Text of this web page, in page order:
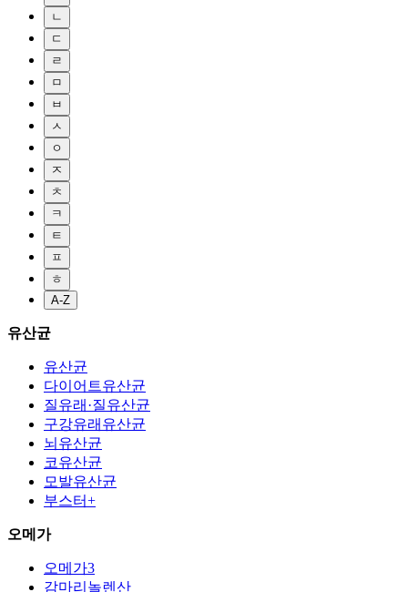
ㄴ
ㄷ
ㄹ
ㅁ
ㅂ
ㅅ
ㅇ
ㅈ
ㅊ
ㅋ
ㅌ
ㅍ
ㅎ
A-Z
유산균
유산균
다이어트유산균
질유래·질유산균
구강유래유산균
뇌유산균
코유산균
모발유산균
부스터+
오메가
오메가3
감마리놀렌산